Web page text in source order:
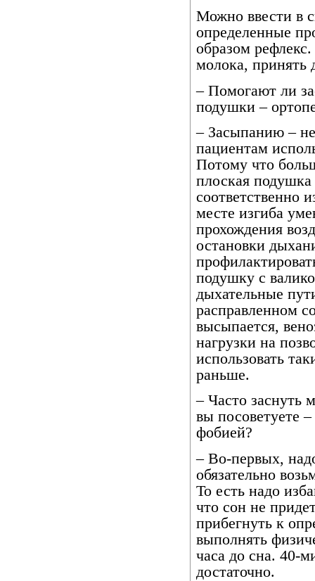
Можно ввести в
определенные
образом
молока, принять
– Помогают ли
подушки –
– Засыпанию –
пациентам
Потому что
плоская
соответственно
месте изгиба
прохождения
остановки
подушку с
дыхательные
расправленном
высыпается,
нагрузки на
использовать
раньше.
– Часто заснуть
вы посоветуете
фобией?
– Во-первых,
обязательно
То есть надо
что сон не
прибегнуть к
выполнять
часа до сна. 40-
достаточно.